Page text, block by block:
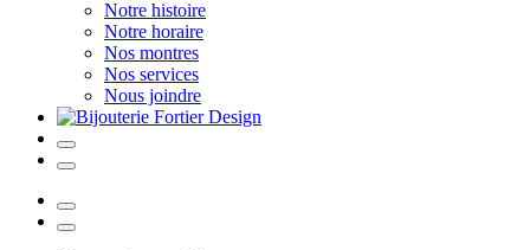
Notre histoire
Notre horaire
Nos montres
Nos services
Nous joindre